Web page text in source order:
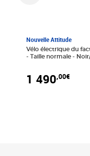
Nouvelle Attitude
Vélo électrique du
- Taille normale -
1 490,00€